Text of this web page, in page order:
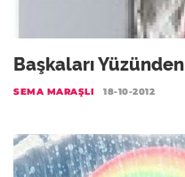
Başkaları Yüzünden
SEMA MARAŞLI 18-10-2012